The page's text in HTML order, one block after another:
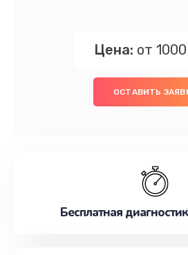
Цена: от
ОСТАВИТЬ
Бесплатная